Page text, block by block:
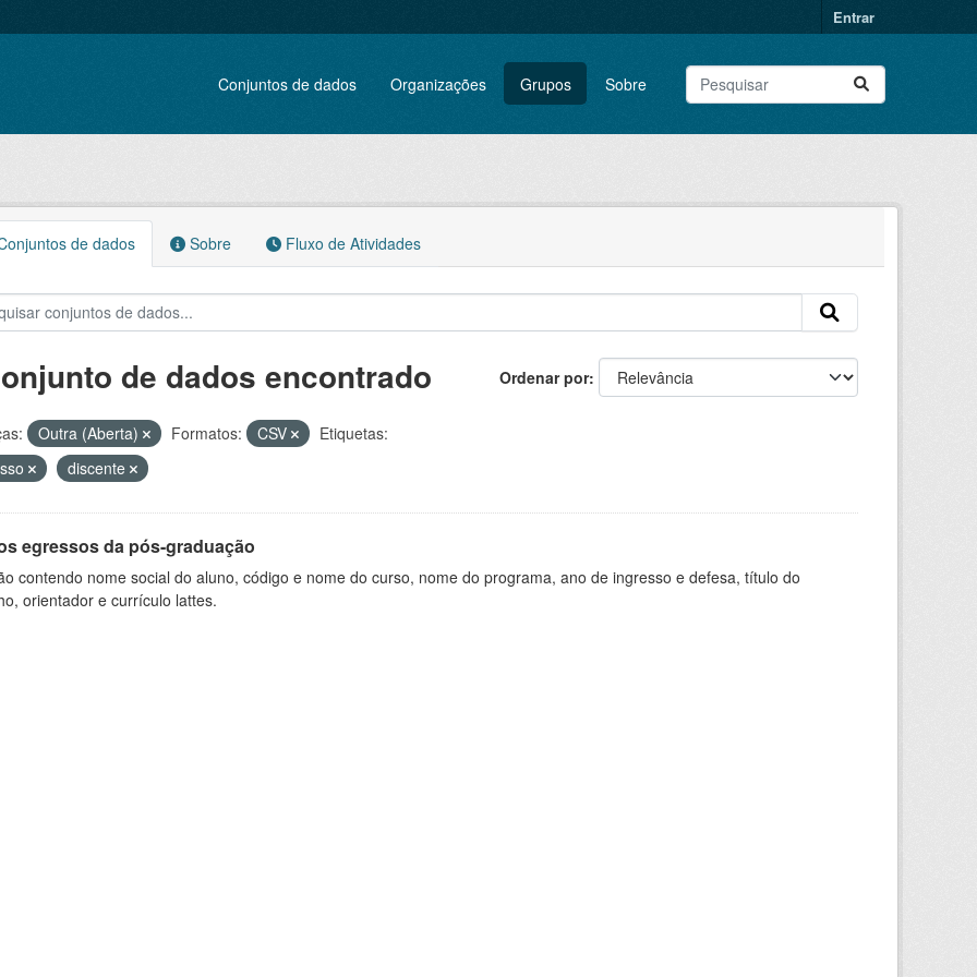
Entrar
Conjuntos de dados Organizações Grupos Sobre
de dados Sobre Fluxo de Atividades
Ordenar por
de dados encontrado
Outra (Aberta) Formatos: CSV
Etiquetas:
discente
egressos da pós-graduação
contendo nome social do aluno, código e nome do curso, nome do programa, ano de ingresso e defesa, título do
orientador e currículo lattes.